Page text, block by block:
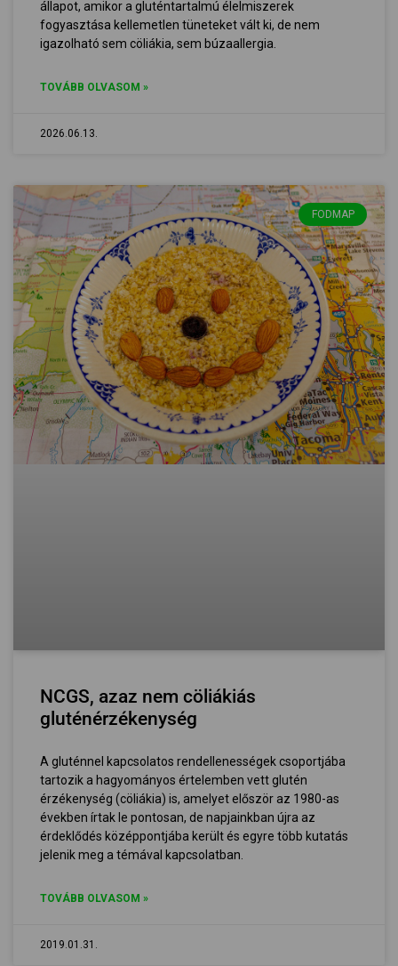
állapot, amikor a gluténtartalmú élelmiszerek
fogyasztása kellemetlen tüneteket vált ki, de nem
igazolható sem cöliákia, sem búzaallergia.
TOVÁBB OLVASOM »
2026.06.13.
FODMAP
NCGS, azaz nem cöliákiás
gluténérzékenység
A gluténnel kapcsolatos rendellenességek csoportjába
tartozik a hagyományos értelemben vett glutén
érzékenység (cöliákia) is, amelyet először az 1980-as
években írtak le pontosan, de napjainkban újra az
érdeklődés középpontjába került és egyre több kutatás
jelenik meg a témával kapcsolatban.
TOVÁBB OLVASOM »
2019.01.31.